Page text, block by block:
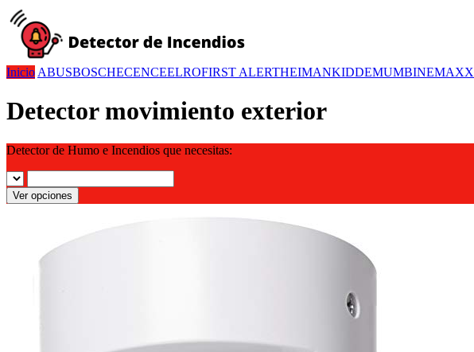
Inicio ABUSBOSCHECENCEELROFIRST ALERTHEIMANKIDDEMUMBINEMAXX
Detector movimiento exterior
Detector de Humo e Incendios que necesitas:
Ver opciones